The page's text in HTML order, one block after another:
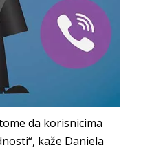
da korisnicima
kaže Daniela